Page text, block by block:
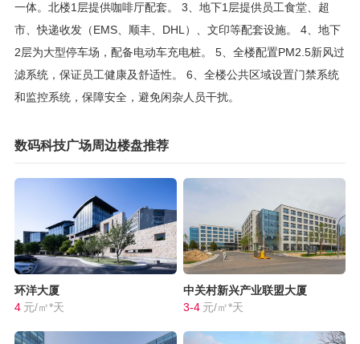
一体。北楼1层提供咖啡厅配套。 3、地下1层提供员工食堂、超
市、快递收发（EMS、顺丰、DHL）、文印等配套设施。 4、地下
2层为大型停车场，配备电动车充电桩。 5、全楼配置PM2.5新风过
滤系统，保证员工健康及舒适性。 6、全楼公共区域设置门禁系统
和监控系统，保障安全，避免闲杂人员干扰。
数码科技广场周边楼盘推荐
环洋大厦
4 元/㎡*天
中关村新兴产业联盟大厦
3-4 元/㎡*天